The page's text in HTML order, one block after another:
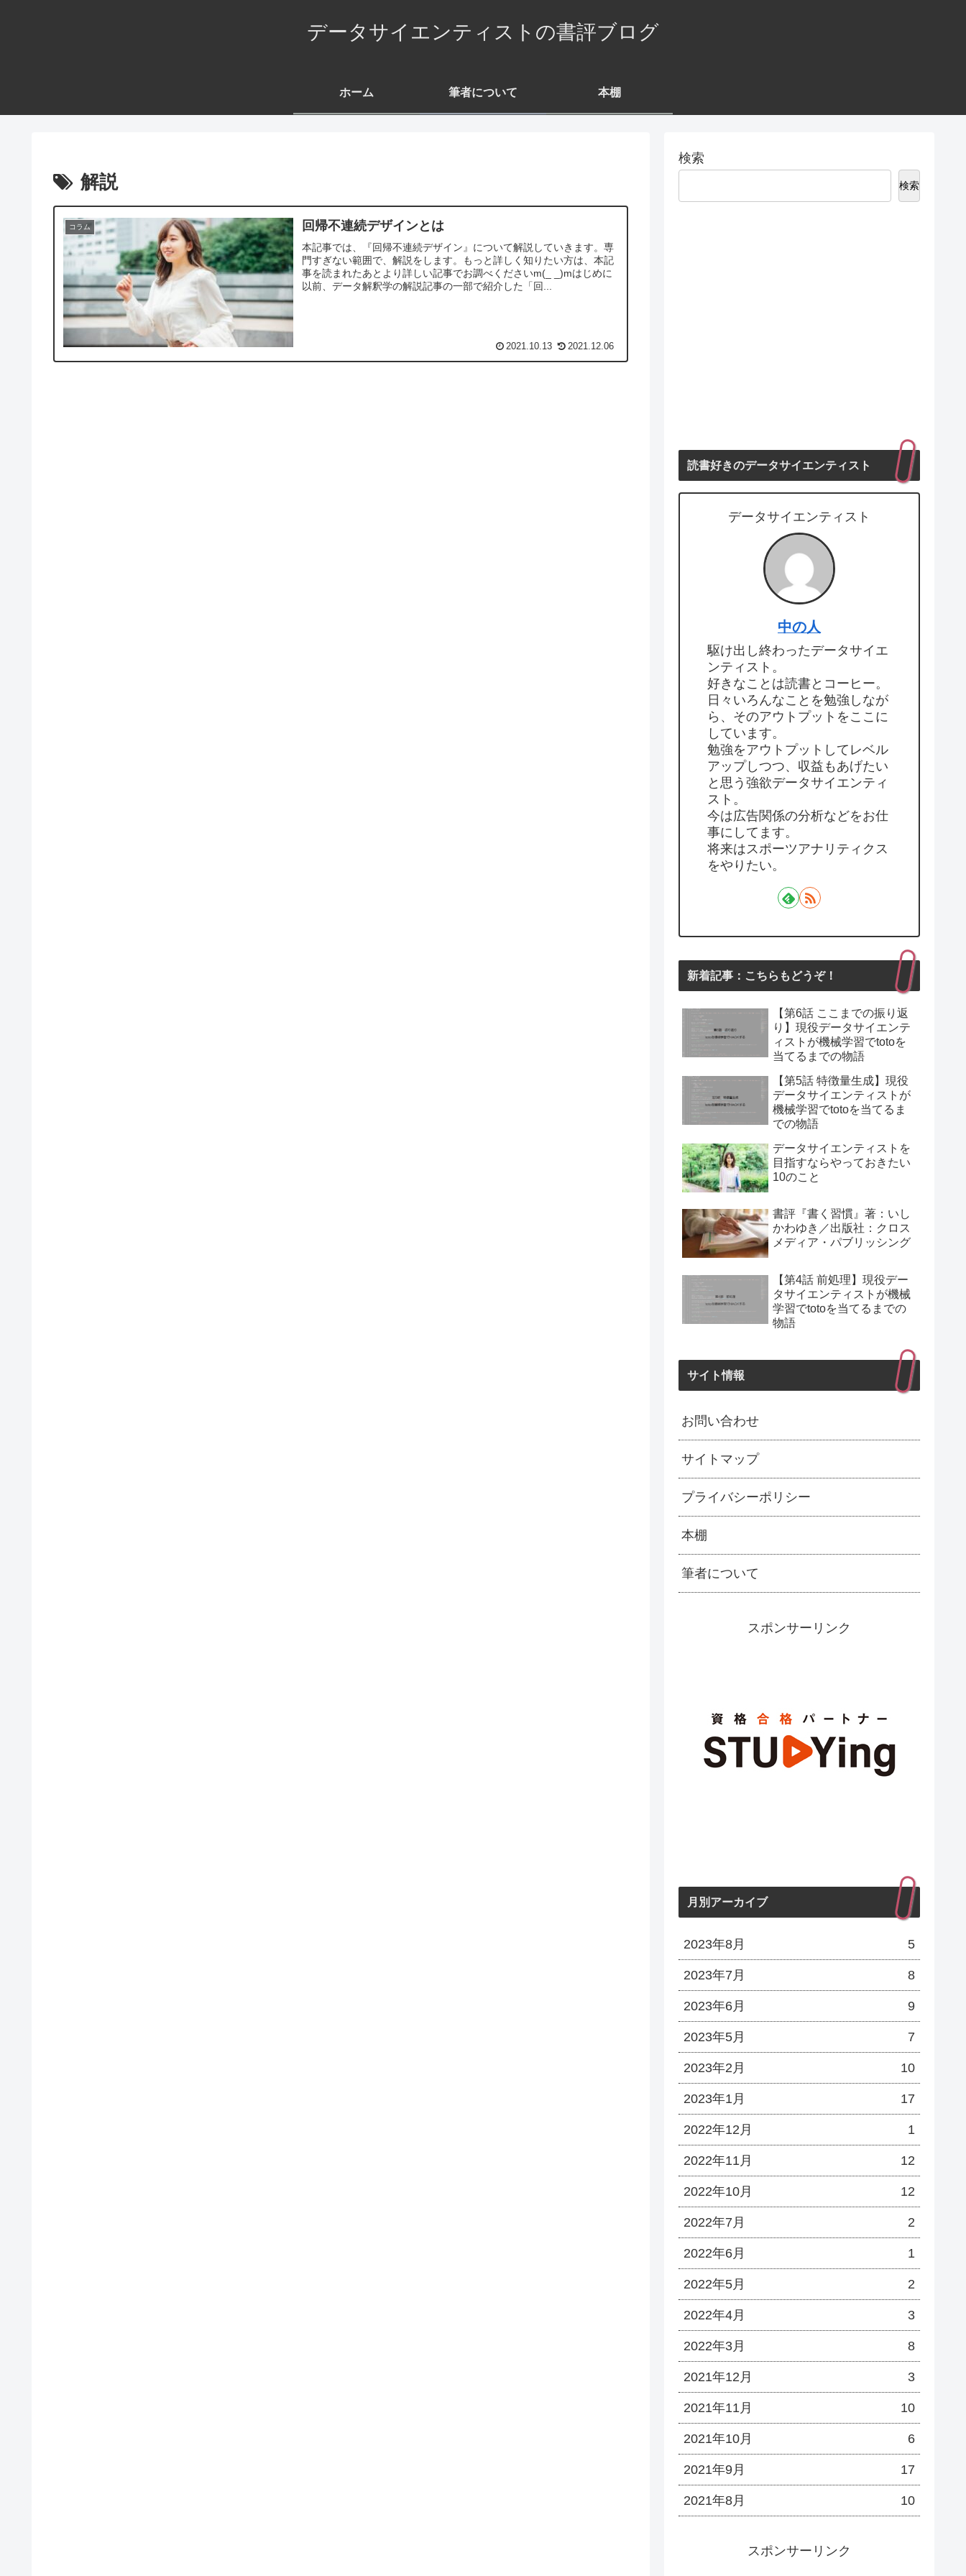
データサイエンティストの書評ブログ
ホーム 筆者について 本棚
解説
コラム 回帰不連続デザインとは
本記事では、『回帰不連続デザイン』について解説していきます。専
門すぎない範囲で、解説をします。もっと詳しく知りたい方は、本記
事を読まれたあとより詳しい記事でお調べくださいm(_ _)mはじめに
以前、データ解釈学の解説記事の一部で紹介した「回...
2021.10.13 2021.12.06
検索
検索
読書好きのデータサイエンティスト
データサイエンティスト
中の人
駆け出し終わったデータサイエ
ンティスト。
好きなことは読書とコーヒー。
日々いろんなことを勉強しなが
ら、そのアウトプットをここに
しています。
勉強をアウトプットしてレベル
アップしつつ、収益もあげたい
と思う強欲データサイエンティ
スト。
今は広告関係の分析などをお仕
事にしてます。
将来はスポーツアナリティクス
をやりたい。
新着記事：こちらもどうぞ！
【第6話 ここまでの振り返
り】現役データサイエンテ
ィストが機械学習でtotoを
当てるまでの物語
【第5話 特徴量生成】現役
データサイエンティストが
機械学習でtotoを当てるま
での物語
データサイエンティストを
目指すならやっておきたい
10のこと
書評『書く習慣』著：いし
かわゆき／出版社：クロス
メディア・パブリッシング
【第4話 前処理】現役デー
タサイエンティストが機械
学習でtotoを当てるまでの
物語
サイト情報
お問い合わせ
サイトマップ
プライバシーポリシー
本棚
筆者について
スポンサーリンク
月別アーカイブ
2023年8月 5
2023年7月 8
2023年6月 9
2023年5月 7
2023年2月 10
2023年1月 17
2022年12月 1
2022年11月 12
2022年10月 12
2022年7月 2
2022年6月 1
2022年5月 2
2022年4月 3
2022年3月 8
2021年12月 3
2021年11月 10
2021年10月 6
2021年9月 17
2021年8月 10
スポンサーリンク